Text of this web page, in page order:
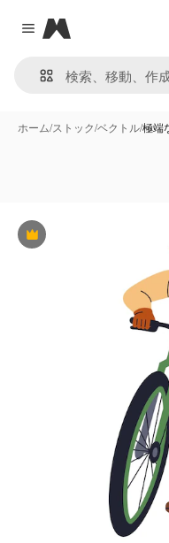
Close menu
Magnific
ホーム/ストック/ベクトル/極端
Premium